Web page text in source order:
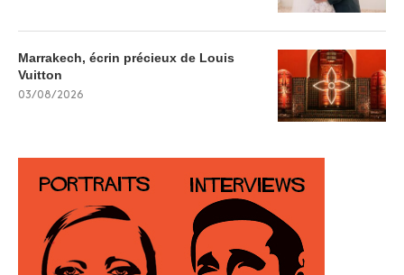
Marrakech, écrin précieux de Louis
Vuitton
03/08/2026